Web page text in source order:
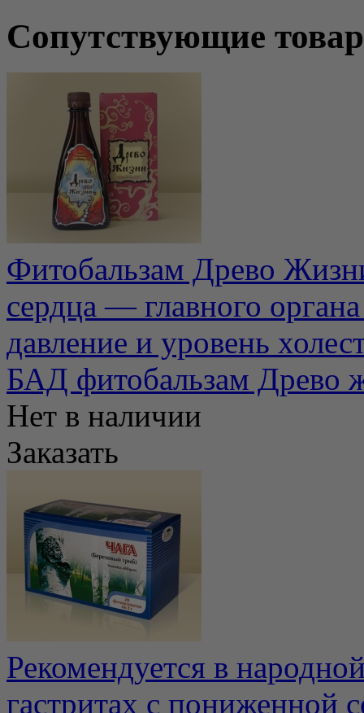
Сопутствующие
Фитобальзам Древо
сердца — главного
давление и уровень
БАД фитобальзам Древо
Нет в наличии
Заказать
Рекомендуется в
гастритах с пониженной